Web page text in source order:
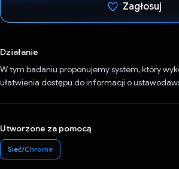
Zagłosuj
Działanie
W tym badaniu proponujemy system, który
ułatwienia dostępu do informacji o
Utworzone za pomocą
Sieć/Chrome